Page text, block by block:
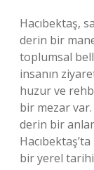
Hacıbektaş,
derin bir
toplumsal
insanın
huzur ve
bir mezar
derin bir
bir yerel